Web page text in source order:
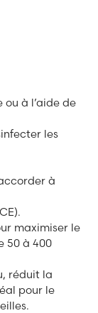
à l’aide de
les
à
maximiser le
50 à 400
réduit la
pour le